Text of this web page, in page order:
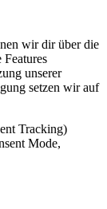
wir dir über die
Features
unserer
setzen wir auf
Tracking)
Mode,